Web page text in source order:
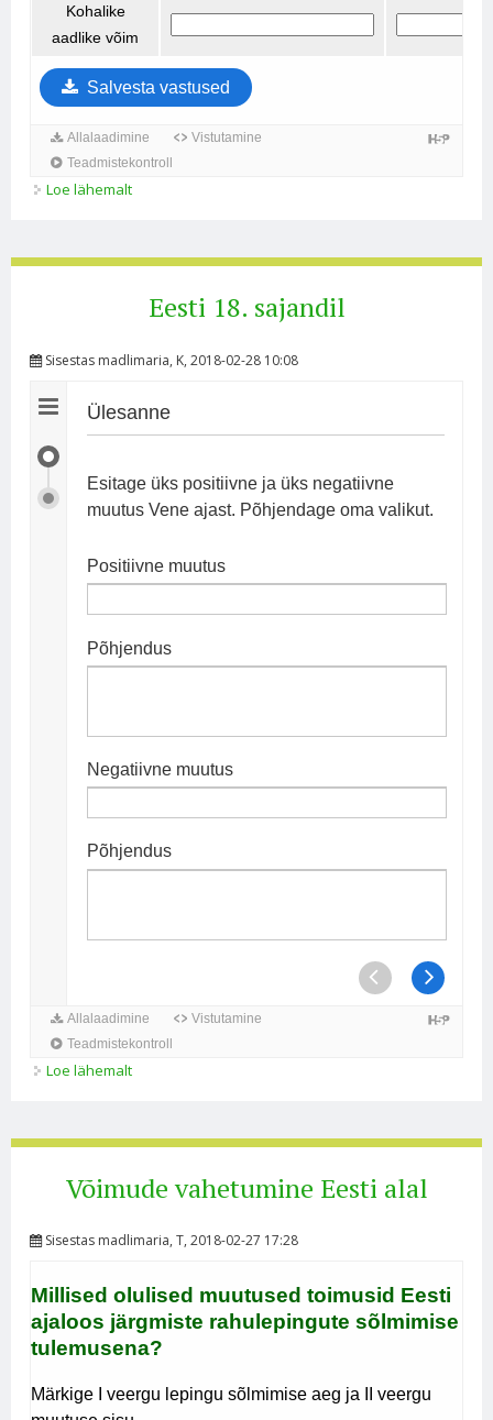
Loe lähemalt
Eesti 18. sajandil
Sisestas madlimaria, K, 2018-02-28 10:08
Loe lähemalt
Võimude vahetumine Eesti alal
Sisestas madlimaria, T, 2018-02-27 17:28